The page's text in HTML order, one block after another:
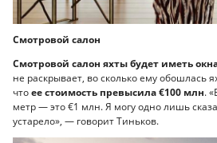
Смотровой салон
Смотровой салон яхты будет иметь
не раскрывает, во сколько ему обошлась
чтоее стоимость превысила €100 млн.
метр — это €1 млн. Я могу одно лишь
устарело», — говорит Тиньков.